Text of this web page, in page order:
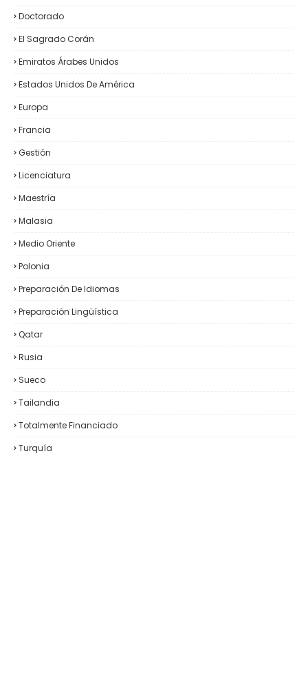
Doctorado
El Sagrado Corán
Emiratos Árabes Unidos
Estados Unidos De América
Europa
Francia
Gestión
Licenciatura
Maestría
Malasia
Medio Oriente
Polonia
Preparación De Idiomas
Preparación Lingüística
Qatar
Rusia
Sueco
Tailandia
Totalmente Financiado
Turquía